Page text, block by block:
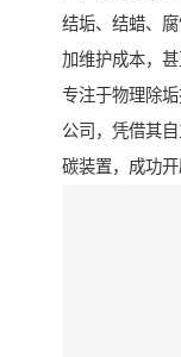
结垢、结蜡、
加维护成本，
专注于物理除
公司，凭借其
碳装置，成功